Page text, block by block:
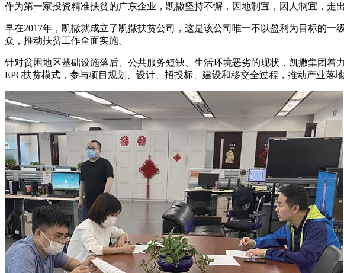
作为第一家投资精准扶贫的广东企业，凯撒坚持不懈，因地制宜，因人制宜，走
早在2017年，凯撒就成立了凯撒扶贫公司，这是该公司唯一不以盈利为目标的
众，推动扶贫工作全面实施。
针对贫困地区基础设施落后、公共服务短缺、生活环境恶劣的现状，凯撒集团
EPC扶贫模式，参与项目规划、设计、招投标、建设和移交全过程，推动产业落